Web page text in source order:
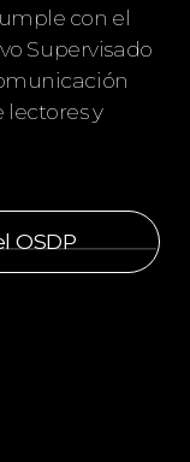
con el
Supervisado
y
OSDP